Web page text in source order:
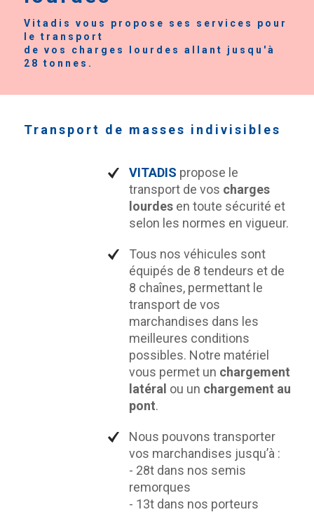
Vitadis vous propose ses services pour
le transport
de vos charges lourdes allant jusqu'à
28 tonnes.
Transport de masses indivisibles
VITADIS propose le
transport de vos charges
lourdesen toute sécurité et
selon les normes en vigueur.
Tous nos véhicules sont
équipés de 8 tendeurs et de
8 chaînes, permettant le
transport de vos
marchandises dans les
meilleures conditions
possibles. Notre matériel
vous permet un chargement
latéral ou un chargement au
pont.
Nous pouvons transporter
vos marchandises jusqu’à :
- 28t dans nos semis
remorques
- 13t dans nos porteurs